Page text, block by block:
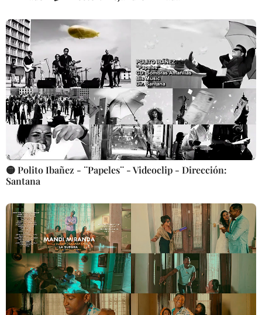
🟡 Polito Ibañez - ¨Papeles¨ - Videoclip - Dirección:
Santana